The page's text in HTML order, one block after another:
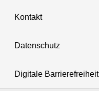
Kontakt
Datenschutz
Digitale Barrierefreiheit